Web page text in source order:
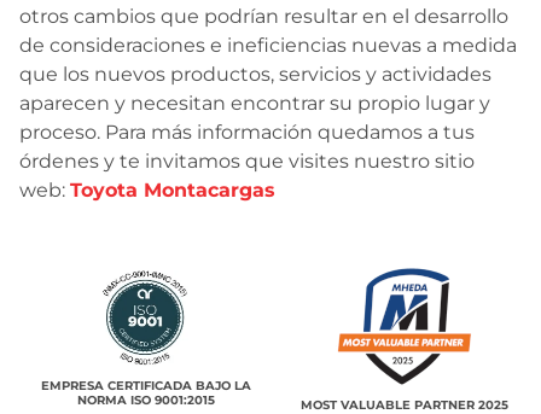
otros cambios que podrían resultar en el desarrollo
de consideraciones e ineficiencias nuevas a medida
que los nuevos productos, servicios y actividades
aparecen y necesitan encontrar su propio lugar y
proceso. Para más información quedamos a tus
órdenes y te invitamos que visites nuestro sitio
web: Toyota Montacargas
EMPRESA CERTIFICADA BAJO LA
NORMA ISO 9001:2015
MOST VALUABLE PARTNER 2025